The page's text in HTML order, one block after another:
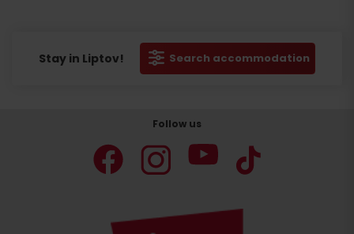
Stay in Liptov! Search accommodation
Follow us